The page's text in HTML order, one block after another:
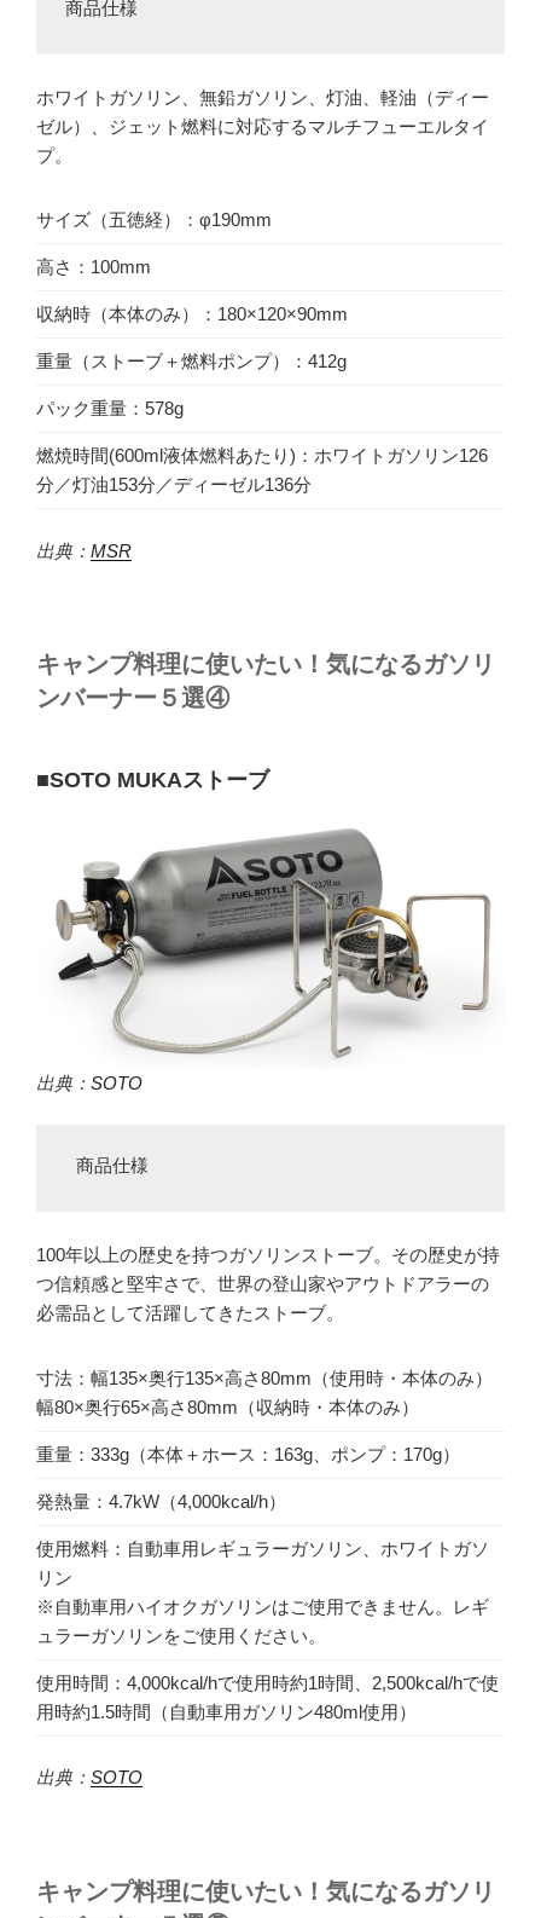
商品仕様
ホワイトガソリン、無鉛ガソリン、灯油、軽油（ディー
ゼル）、ジェット燃料に対応するマルチフューエルタイ
プ。
サイズ（五徳経）：φ190mm
高さ：100mm
収納時（本体のみ）：180×120×90mm
重量（ストーブ＋燃料ポンプ）：412g
パック重量：578g
燃焼時間(600ml液体燃料あたり)：ホワイトガソリン126
分／灯油153分／ディーゼル136分
出典： MSR
キャンプ料理に使いたい！気になるガソリ
ンバーナー５選④
■SOTO MUKAストーブ
出典： SOTO
商品仕様
100年以上の歴史を持つガソリンストーブ。その歴史が持
つ信頼感と堅牢さで、世界の登山家やアウトドアラーの
必需品として活躍してきたストーブ。
寸法：幅135×奥行135×高さ80mm（使用時・本体のみ）
幅80×奥行65×高さ80mm（収納時・本体のみ）
重量：333g（本体＋ホース：163g、ポンプ：170g）
発熱量：4.7kW（4,000kcal/h）
使用燃料：自動車用レギュラーガソリン、ホワイトガソ
リン
※自動車用ハイオクガソリンはご使用できません。レギ
ュラーガソリンをご使用ください。
使用時間：4,000kcal/hで使用時約1時間、2,500kcal/hで使
用時約1.5時間（自動車用ガソリン480ml使用）
出典： SOTO
キャンプ料理に使いたい！気になるガソリ